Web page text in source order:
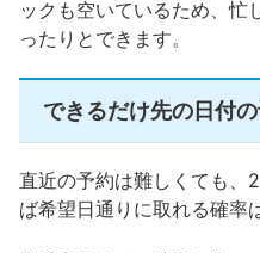
ックも空いているため、忙
ったりとできます。
できるだけ先の日付
直近の予約は難しくても、
ば希望日通りに取れる確率